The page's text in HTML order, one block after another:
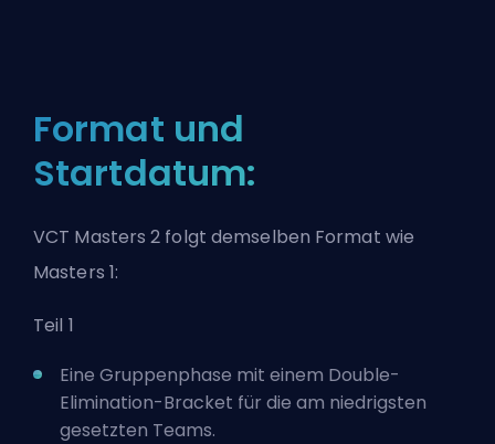
Format und
Startdatum:
VCT Masters 2 folgt demselben Format wie
Masters 1:
Teil 1
Eine Gruppenphase mit einem Double-
Elimination-Bracket für die am niedrigsten
gesetzten Teams.